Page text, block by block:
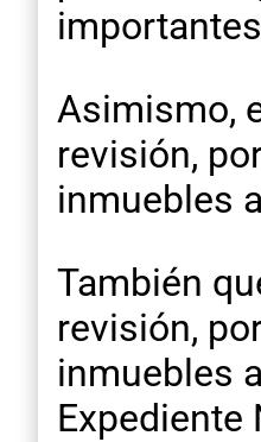
Asimismo,
revisión,
inmuebles
También
revisión,
inmuebles
Expediente